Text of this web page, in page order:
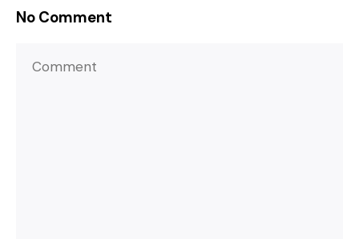
No Comment